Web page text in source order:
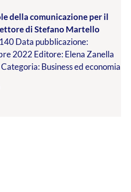
prezzo:
da
€9.99
a
€19.00
della comunicazione per il
di Stefano Martello
Data pubblicazione:
2022 Editore: Elena Zanella
Business ed economia